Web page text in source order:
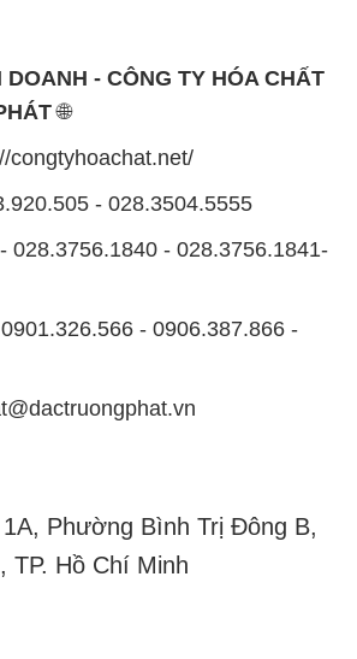
DOANH - CÔNG TY HÓA CHẤT
🌐
congtyhoachat.net/
- 028.3504.5555
028.3756.1840 - 028.3756.1841-
- 0906.387.866 -
Phường Bình Trị Đông B,
TP. Hồ Chí Minh